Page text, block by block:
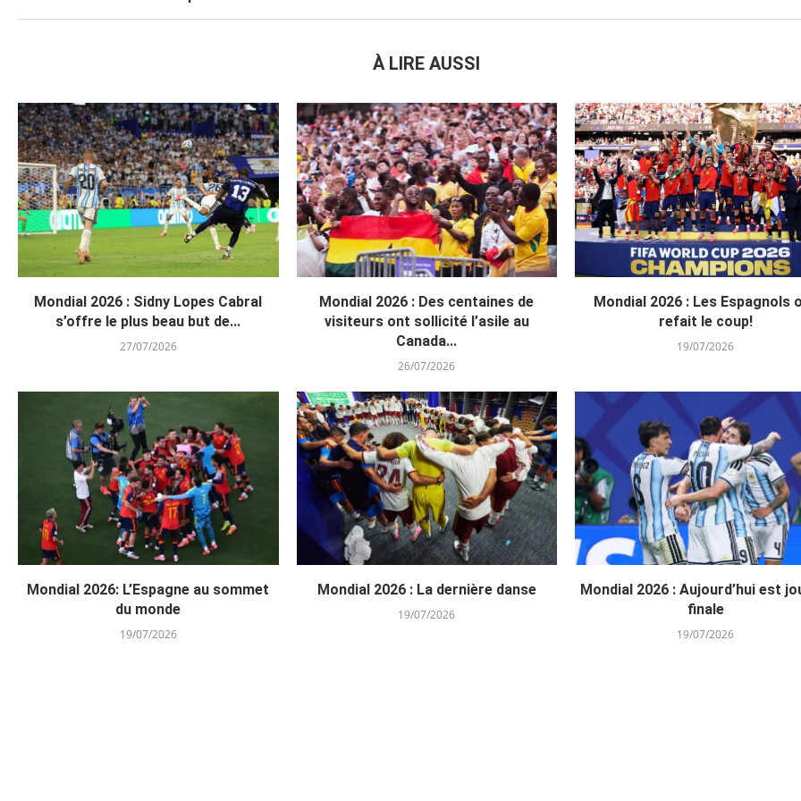
À LIRE AUSSI
Mondial 2026 : Sidny Lopes Cabral
s’offre le plus beau but de...
27/07/2026
Mondial 2026 : Des centaines de
visiteurs ont sollicité l’asile au
Canada...
26/07/2026
Mondial 2026 : Les Espagnols
refait le coup!
19/07/2026
Mondial 2026: L’Espagne au sommet
du monde
19/07/2026
Mondial 2026 : La dernière danse
19/07/2026
Mondial 2026 : Aujourd’hui est
finale
19/07/2026